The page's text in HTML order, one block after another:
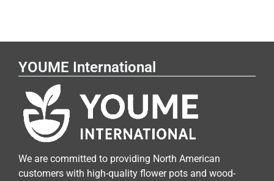
YOUME International
We are committed to providing North American
customers with high-quality flower pots and wood-